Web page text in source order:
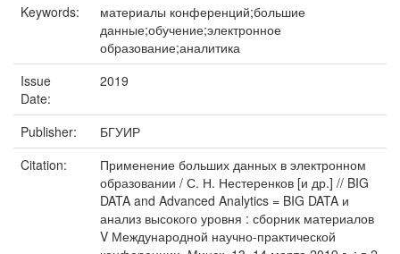
Keywords:
материалы конференций;большие
данные;обучение;электронное
образование;аналитика
Issue
Date:
2019
Publisher:
БГУИР
Citation:
Применение больших данных в электронном
образовании / С. Н. Нестеренков [и др.] // BIG
DATA and Advanced Analytics = BIG DATA и
анализ высокого уровня : сборник материалов
V Международной научно-практической